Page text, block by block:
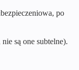
po
są one subtelne).